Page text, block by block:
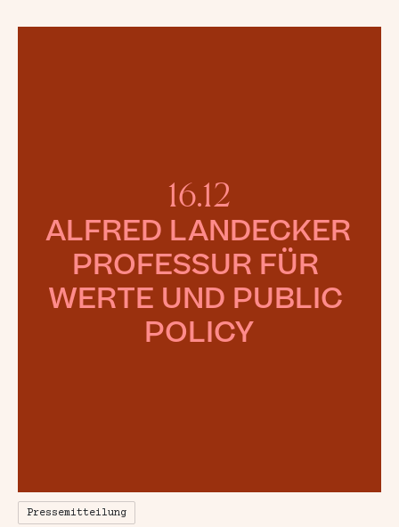
16.12
ALFRED LANDECKER
PROFESSUR FÜR
WERTE UND PUBLIC
POLICY
Pressemitteilung